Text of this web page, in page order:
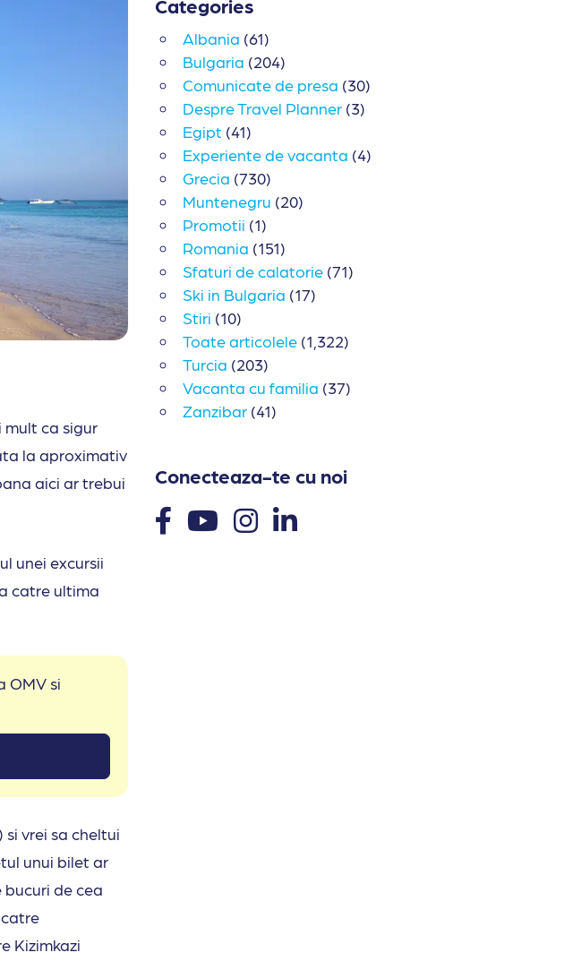
mult ca sigur
la aproximativ
aici ar trebui
unei excursii
catre ultima
OMV si
si vrei sa cheltui
unui bilet ar
bucuri de cea
Kizimkazi
Categories
Albania (61)
Bulgaria (204)
Comunicate de presa (30)
Despre Travel Planner (3)
Egipt (41)
Experiente de vacanta (4)
Grecia (730)
Muntenegru (20)
Promotii (1)
Romania (151)
Sfaturi de calatorie (71)
Ski in Bulgaria (17)
Stiri (10)
Toate articolele (1,322)
Turcia (203)
Vacanta cu familia (37)
Zanzibar (41)
Conecteaza-te cu noi